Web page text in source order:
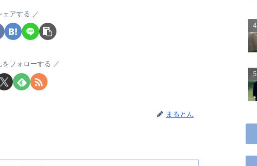
ェアする
をフォローする
まるとん